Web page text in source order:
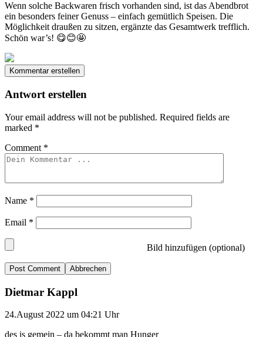
Wenn solche Backwaren frisch vorhanden sind, ist das Abendbrot
ein besonders feiner Genuss – einfach gemütlich Speisen. Die
Möglichkeit draußen zu sitzen, ergänzte das Gesamtwerk trefflich.
Schön war’s! 😋😊🤩
Kommentar erstellen
Antwort erstellen
Your email address will not be published. Required fields are
marked *
Comment *
Name *
Email *
Bild hinzufügen (optional)
Abbrechen
Dietmar Kappl
24.August 2022 um 04:21 Uhr
des is gemein – da bekommt man Hunger